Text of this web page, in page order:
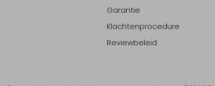
Garantie
Klachtenprocedure
Reviewbeleid